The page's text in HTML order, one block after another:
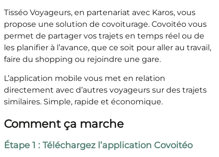
Tisséo Voyageurs, en partenariat avec Karos, vous
propose une solution de covoiturage. Covoitéo vous
permet de partager vos trajets en temps réel ou de
les planifier à l’avance, que ce soit pour aller au travail,
faire du shopping ou rejoindre une gare.
L’application mobile vous met en relation
directement avec d’autres voyageurs sur des trajets
similaires. Simple, rapide et économique.
Comment ça marche
Étape 1 : Téléchargez l’application Covoitéo